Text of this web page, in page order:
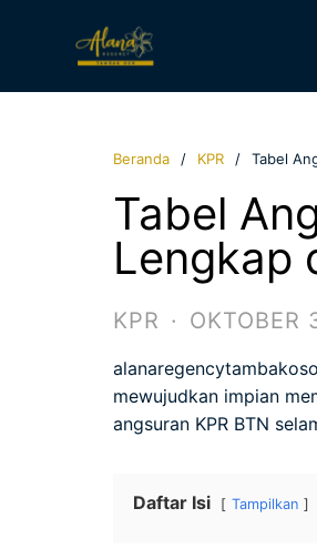
Beranda KPR Tabel
Tabel
Lengkap
KPR · OKTOBER
alanaregencytambakoso
mewujudkan impian
angsuran KPR BTN
Daftar Isi Tampilkan